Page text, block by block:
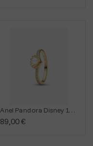
Anel Pandora Disney 163654C01
89,00 €